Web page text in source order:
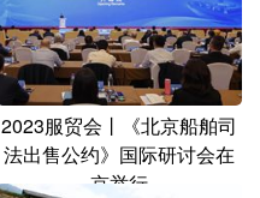
海南 重庆
云南 西藏
青海 宁夏
黑龙江
2023服贸会丨《北京船舶司
法出售公约》国际研讨会在
京举行